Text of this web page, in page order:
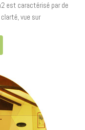
est caractérisé par de
vue sur